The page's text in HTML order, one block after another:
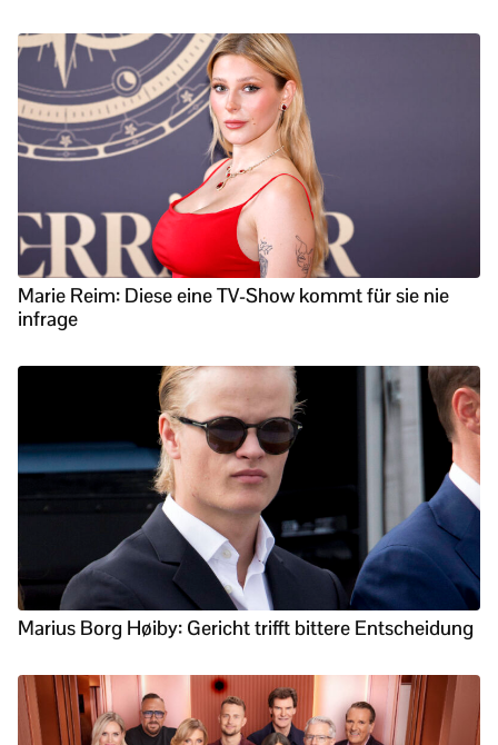
Marie Reim: Diese eine TV-Show kommt für sie nie
infrage
Marius Borg Høiby: Gericht trifft bittere Entscheidung